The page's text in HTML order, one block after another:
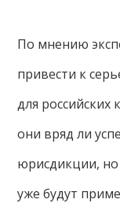
По мнению
привести к
для российских
они вряд ли
юрисдикции,
уже будут